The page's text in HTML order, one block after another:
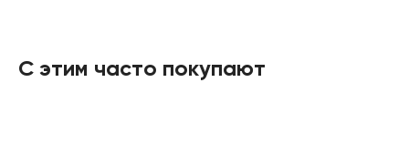
С этим часто покупают